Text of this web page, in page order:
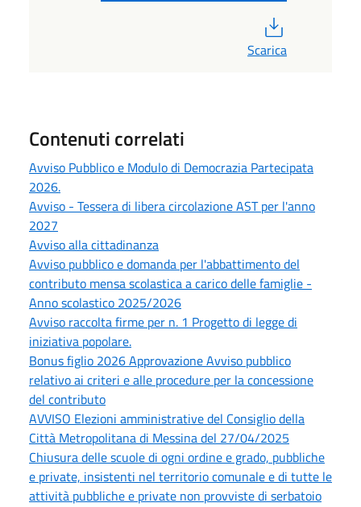
Scarica
Contenuti correlati
Avviso Pubblico e Modulo di Democrazia Partecipata
2026.
Avviso - Tessera di libera circolazione AST per l'anno
2027
Avviso alla cittadinanza
Avviso pubblico e domanda per l'abbattimento del
contributo mensa scolastica a carico delle famiglie -
Anno scolastico 2025/2026
Avviso raccolta firme per n. 1 Progetto di legge di
iniziativa popolare.
Bonus figlio 2026 Approvazione Avviso pubblico
relativo ai criteri e alle procedure per la concessione
del contributo
AVVISO Elezioni amministrative del Consiglio della
Città Metropolitana di Messina del 27/04/2025
Chiusura delle scuole di ogni ordine e grado, pubbliche
e private, insistenti nel territorio comunale e di tutte le
attività pubbliche e private non provviste di serbatoio